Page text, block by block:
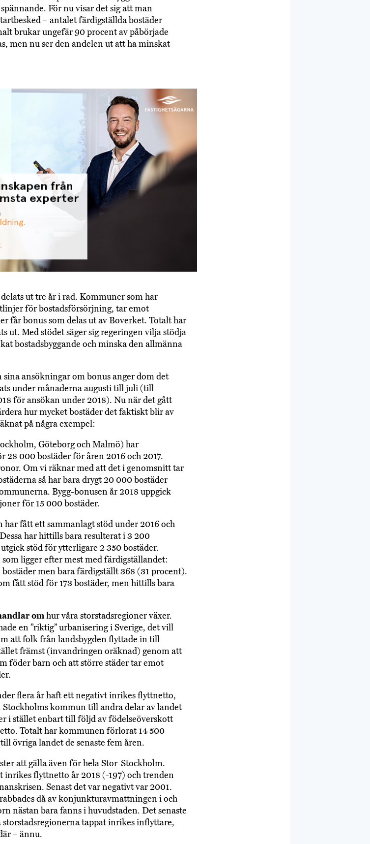
För nu visar det sig att man
– antalet färdigställda bostäder
brukar ungefär 90 procent av påbörjade
men nu ser den andelen ut att ha minskat
ut tre år i rad. Kommuner som har
för bostadsförsörjning, tar emot
får bonus som delas ut av Boverket. Totalt har
ut. Med stödet säger sig regeringen vilja stödja
bostadsbyggande och minska den allmänna
ansökningar om bonus anger dom det
under månaderna augusti till juli (till
för ansökan under 2018). Nu när det gått
hur mycket bostäder det faktiskt blir av
på några exempel:
Göteborg och Malmö) har
28 000 bostäder för åren 2016 och 2017.
Om vi räknar med att det i genomsnitt tar
så har bara drygt 20 000 bostäder
Bygg-bonusen år 2018 uppgick
för 15 000 bostäder.
fått ett sammanlagt stöd under 2016 och
har hittills bara resulterat i 3 200
stöd för ytterligare 2 350 bostäder.
ligger efter mest med färdigställandet:
men bara färdigställt 368 (31 procent).
fått stöd för 173 bostäder, men hittills bara
omhur våra storstadsregioner växer.
en ”riktig” urbanisering i Sverige, det vill
att folk från landsbygden flyttade in till
främst (invandringen oräknad) genom att
föder barn och att större städer tar emot
flera år haft ett negativt inrikes flyttnetto,
kommun till andra delar av landet
i stället enbart till följd av födelseöverskott
Totalt har kommunen förlorat 14 500
övriga landet de senaste fem åren.
att gälla även för hela Stor-Stockholm.
inrikes flyttnetto år 2018 (-197) och trenden
Senast det var negativt var 2001.
då av konjunkturavmattningen i och
nästan bara fanns i huvudstaden. Det senaste
storstadsregionerna tappat inrikes inflyttare,
– ännu.